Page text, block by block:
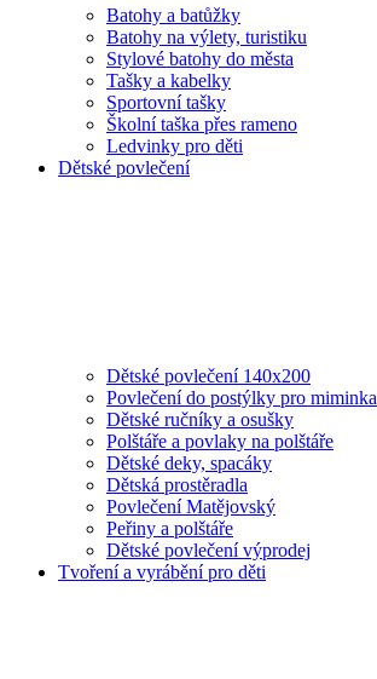
Batohy a batůžky
Batohy na výlety, turistiku
Stylové batohy do města
Tašky a kabelky
Sportovní tašky
Školní taška přes rameno
Ledvinky pro děti
Dětské povlečení
Dětské povlečení 140x200
Povlečení do postýlky pro miminka
Dětské ručníky a osušky
Polštáře a povlaky na polštáře
Dětské deky, spacáky
Dětská prostěradla
Povlečení Matějovský
Peřiny a polštáře
Dětské povlečení výprodej
Tvoření a vyrábění pro děti